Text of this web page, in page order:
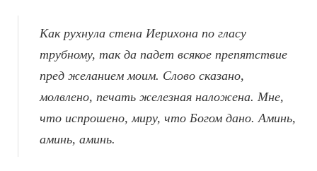
Как рухнула стена Иерихона по гласу
трубному, так да падет всякое препятствие
пред желанием моим. Слово сказано,
молвлено, печать железная наложена. Мне,
что испрошено, миру, что Богом дано. Аминь,
аминь, аминь.